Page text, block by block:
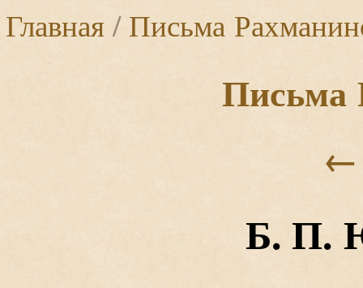
Главная/Письма
Письма
←
Б. П.